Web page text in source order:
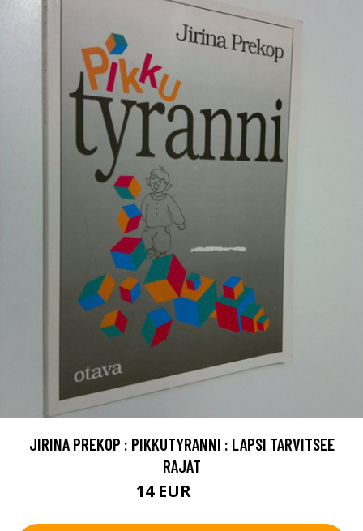
JIRINA PREKOP : PIKKUTYRANNI : LAPSI TARVITSEE
RAJAT
14 EUR